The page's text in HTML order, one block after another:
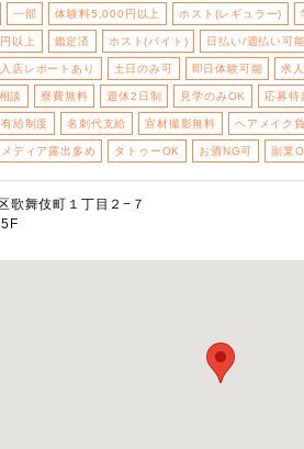
一部 体験料5,000円以上 ホスト(レギュラー)
以上 鑑定済 ホスト(バイト) 日払い/週払い可能
店レポートあり 土日のみ可 即日体験可能 求
談 寮費無料 週休2日制 見学のみOK 応募特
有給制度 名刺代支給 宣材撮影無料 ヘアメイク
メディア露出多め タトゥーOK お酒NG可 副業
歌舞伎町１丁目２−７